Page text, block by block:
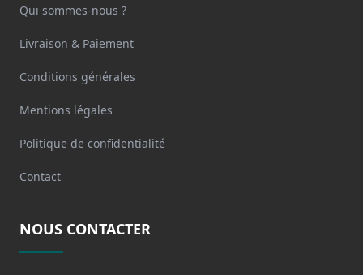
Qui sommes-nous ?
Livraison & Paiement
Conditions générales
Mentions légales
Politique de confidentialité
Contact
NOUS CONTACTER